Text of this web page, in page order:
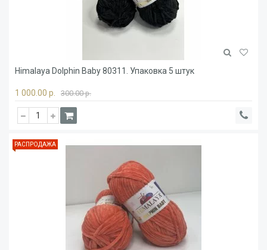
Himalaya Dolphin Baby 80311. Упаковка 5 штук
1 000.00 р. 300.00 р.
РАСПРОДАЖА